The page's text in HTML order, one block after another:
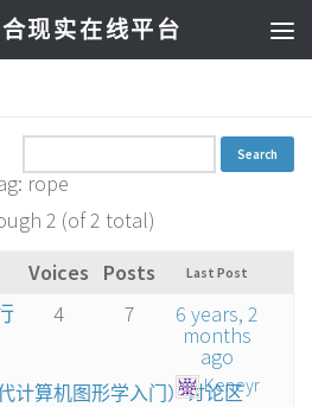
现实在线平台
rope
2 (of 2 total)
Voices Posts Last Post
计算机图形学入门）讨论区
4 7 6 years, 2
months
ago
Keneyr